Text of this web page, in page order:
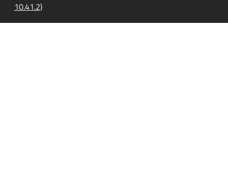
10.41.2)